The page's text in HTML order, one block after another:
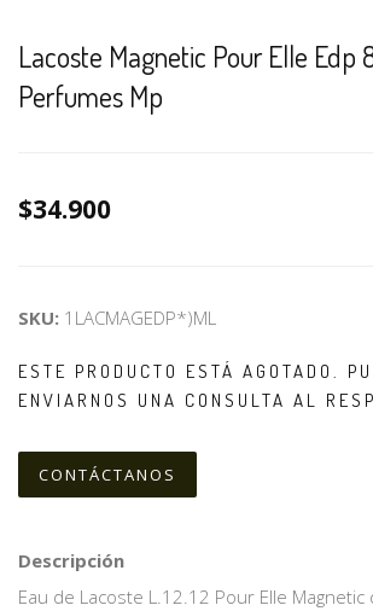
Lacoste Magnetic Pour Elle Edp
Perfumes Mp
$34.900
SKU: 1LACMAGEDP*)ML
ESTE PRODUCTO ESTÁ AGOTADO.
ENVIARNOS UNA CONSULTA AL
CONTÁCTANOS
Descripción
Eau de Lacoste L.12.12 Pour Elle Magnetic